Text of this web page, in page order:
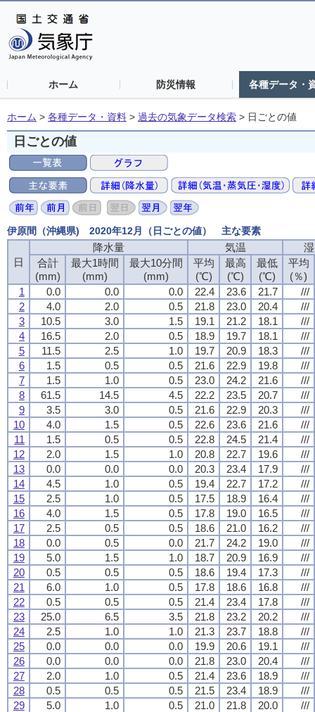
ホーム 防災情報 各種データ・
ホーム > 各種データ・資料 > 過去の気象データ検索 > 日ごとの値
日ごとの値
伊原間（沖縄県) 2020年12月（日ごとの値） 主な要素
日
降水量 気温
合計
(mm)
最大1時間
(mm)
最大10分間
(mm)
平均
(℃)
最高
(℃)
最低
(℃)
平均
(％)
1
0.0 0.0 0.0 22.4 23.6 21.7
///
2
4.0 2.0 0.5 21.8 23.0 20.4
///
3
10.5 3.0 1.5 19.1 21.2 18.1
///
4
16.5 2.0 0.5 18.9 19.7 18.1
///
5
11.5 2.5 1.0 19.7 20.9 18.3
///
6
1.5 0.5 0.5 21.6 22.9 19.8
///
7
1.5 1.0 0.5 23.0 24.2 21.6
///
8
61.5 14.5 4.5 22.2 23.5 20.7
///
9
3.5 3.0 0.5 21.6 22.9 20.3
///
10
4.0 1.5 0.5 22.6 23.6 21.6
///
11
1.5 0.5 0.5 22.8 24.5 21.4
///
12
2.0 1.5 1.0 20.8 22.7 19.6
///
13
0.0 0.0 0.0 20.3 23.4 17.9
///
14
4.5 1.0 0.5 19.4 22.7 17.2
///
15
2.5 1.0 0.5 17.5 18.9 16.4
///
16
4.0 1.5 0.5 17.8 19.0 16.5
///
17
2.5 0.5 0.5 18.6 21.0 16.2
///
18
0.0 0.5 0.0 21.7 24.2 19.0
///
19
5.0 1.5 1.0 18.7 20.9 16.9
///
20
0.5 0.5 0.5 18.6 19.4 17.3
///
21
6.0 1.0 0.5 17.8 18.6 16.8
///
22
0.5 0.5 0.5 21.4 23.4 17.8
///
23
25.0 6.5 3.5 21.8 23.2 20.2
///
24
2.5 1.0 1.0 21.3 23.7 18.8
///
25
0.0 0.0 0.0 19.9 20.6 19.1
///
26
0.0 0.0 0.0 21.8 23.0 20.4
///
27
2.0 1.0 0.5 21.4 23.6 18.9
///
28
0.5 0.5 0.5 21.5 23.4 18.9
///
29
5.0 1.0 0.5 21.0 21.8 20.0
///